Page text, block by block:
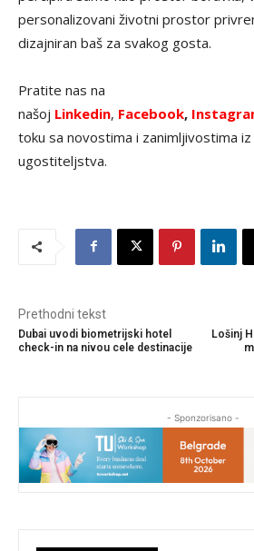
personalizovani životni prostor
dizajniran baš za svakog gosta.
Pratite nas na
našoj Linkedin, Facebook,
toku sa novostima i zanimljivostima
ugostiteljstva.
Prethodni tekst
Dubai uvodi biometrijski hotel
check-in na nivou cele destinacije
Lošinj
- Sponzorisano -